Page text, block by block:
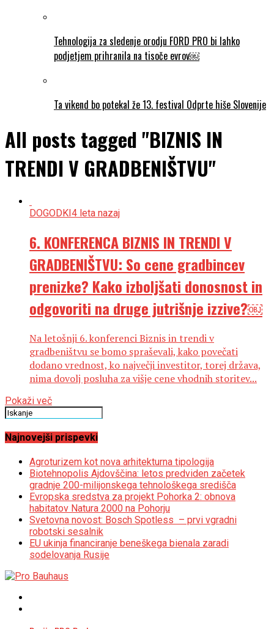
Tehnologija za sledenje orodju FORD PRO bi lahko
podjetjem prihranila na tisoče evrov￼
Ta vikend bo potekal že 13. festival Odprte hiše Slovenije
All posts tagged "BIZNIS IN
TRENDI V GRADBENIŠTVU"
DOGODKI4 leta nazaj
6. KONFERENCA BIZNIS IN TRENDI V
GRADBENIŠTVU: So cene gradbincev
prenizke? Kako izboljšati donosnost in
odgovoriti na druge jutrišnje izzive?￼
Na letošnji 6. konferenci Biznis in trendi v
gradbeništvu se bomo spraševali, kako povečati
dodano vrednost, ko največji investitor, torej država,
nima dovolj posluha za višje cene vhodnih storitev...
Pokaži več
Najnovejši prispevki
Agroturizem kot nova arhitekturna tipologija
Biotehnopolis Ajdovščina: letos predviden začetek
gradnje 200-milijonskega tehnološkega središča
Evropska sredstva za projekt Pohorka 2: obnova
habitatov Natura 2000 na Pohorju
Svetovna novost: Bosch Spotless – prvi vgradni
robotski sesalnik
EU ukinja financiranje beneškega bienala zaradi
sodelovanja Rusije